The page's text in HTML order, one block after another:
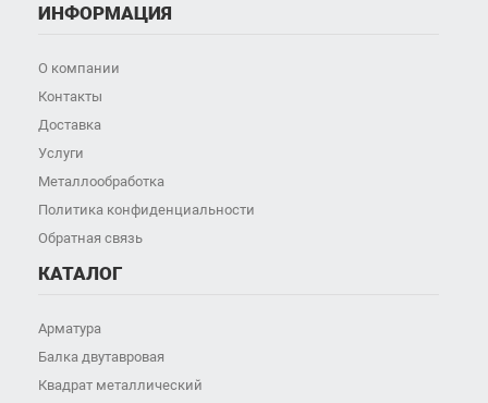
ИНФОРМАЦИЯ
О компании
Контакты
Доставка
Услуги
Металлообработка
Политика конфиденциальности
Обратная связь
КАТАЛОГ
Арматура
Балка двутавровая
Квадрат металлический